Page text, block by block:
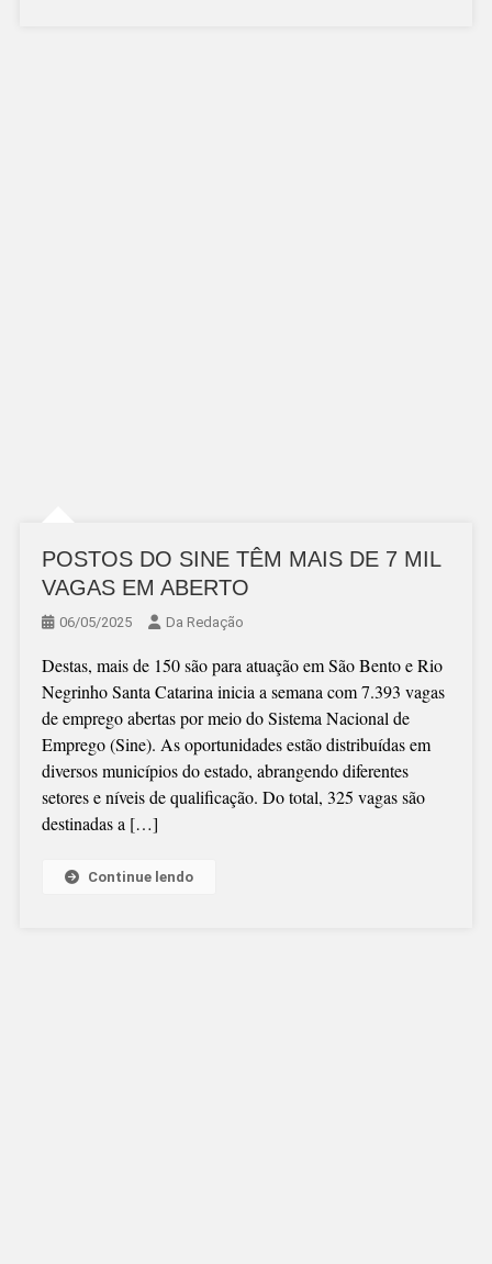
POSTOS DO SINE TÊM MAIS DE 7 MIL
VAGAS EM ABERTO
06/05/2025 Da Redação
Destas, mais de 150 são para atuação em São Bento e Rio
Negrinho Santa Catarina inicia a semana com 7.393 vagas
de emprego abertas por meio do Sistema Nacional de
Emprego (Sine). As oportunidades estão distribuídas em
diversos municípios do estado, abrangendo diferentes
setores e níveis de qualificação. Do total, 325 vagas são
destinadas a […]
Continue lendo